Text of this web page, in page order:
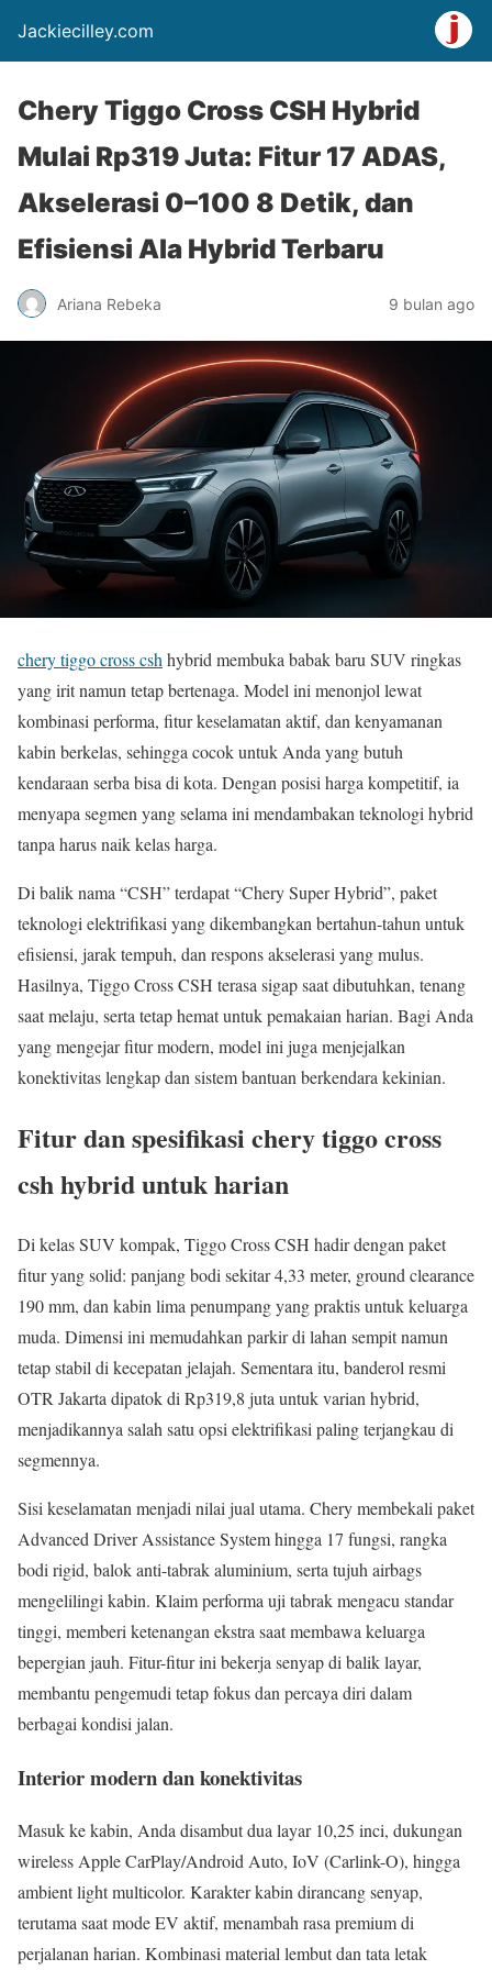
Jackiecilley.com
Chery Tiggo Cross CSH Hybrid
Mulai Rp319 Juta: Fitur 17 ADAS,
Akselerasi 0–100 8 Detik, dan
Efisiensi Ala Hybrid Terbaru
Ariana Rebeka 9 bulan ago
chery tiggo cross csh hybrid membuka babak baru SUV ringkas
yang irit namun tetap bertenaga. Model ini menonjol lewat
kombinasi performa, fitur keselamatan aktif, dan kenyamanan
kabin berkelas, sehingga cocok untuk Anda yang butuh
kendaraan serba bisa di kota. Dengan posisi harga kompetitif, ia
menyapa segmen yang selama ini mendambakan teknologi hybrid
tanpa harus naik kelas harga.
Di balik nama “CSH” terdapat “Chery Super Hybrid”, paket
teknologi elektrifikasi yang dikembangkan bertahun-tahun untuk
efisiensi, jarak tempuh, dan respons akselerasi yang mulus.
Hasilnya, Tiggo Cross CSH terasa sigap saat dibutuhkan, tenang
saat melaju, serta tetap hemat untuk pemakaian harian. Bagi Anda
yang mengejar fitur modern, model ini juga menjejalkan
konektivitas lengkap dan sistem bantuan berkendara kekinian.
Fitur dan spesifikasi chery tiggo cross
csh hybrid untuk harian
Di kelas SUV kompak, Tiggo Cross CSH hadir dengan paket
fitur yang solid: panjang bodi sekitar 4,33 meter, ground clearance
190 mm, dan kabin lima penumpang yang praktis untuk keluarga
muda. Dimensi ini memudahkan parkir di lahan sempit namun
tetap stabil di kecepatan jelajah. Sementara itu, banderol resmi
OTR Jakarta dipatok di Rp319,8 juta untuk varian hybrid,
menjadikannya salah satu opsi elektrifikasi paling terjangkau di
segmennya.
Sisi keselamatan menjadi nilai jual utama. Chery membekali paket
Advanced Driver Assistance System hingga 17 fungsi, rangka
bodi rigid, balok anti-tabrak aluminium, serta tujuh airbags
mengelilingi kabin. Klaim performa uji tabrak mengacu standar
tinggi, memberi ketenangan ekstra saat membawa keluarga
bepergian jauh. Fitur-fitur ini bekerja senyap di balik layar,
membantu pengemudi tetap fokus dan percaya diri dalam
berbagai kondisi jalan.
Interior modern dan konektivitas
Masuk ke kabin, Anda disambut dua layar 10,25 inci, dukungan
wireless Apple CarPlay/Android Auto, IoV (Carlink-O), hingga
ambient light multicolor. Karakter kabin dirancang senyap,
terutama saat mode EV aktif, menambah rasa premium di
perjalanan harian. Kombinasi material lembut dan tata letak